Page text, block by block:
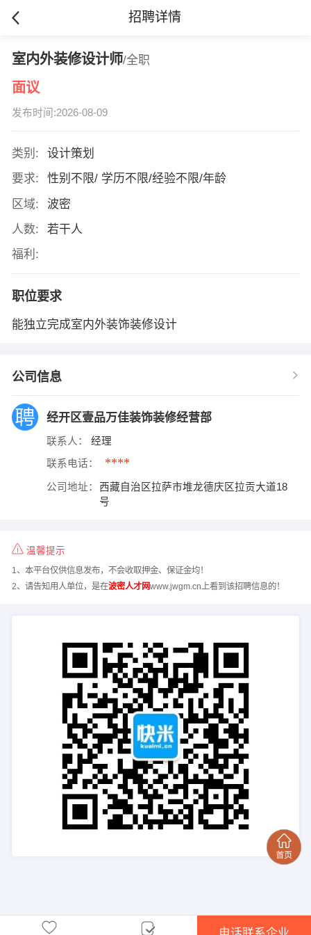
招聘详情
室内外装修设计师/全职
面议
发布时间:2026-08-09
类别:
设计策划
要求:
性别不限/ 学历不限/经验不限/年龄
区域:
波密
人数:
若干人
福利:
职位要求
能独立完成室内外装饰装修设计
公司信息
经开区壹品万佳装饰装修经营部
联系人： 经理
联系电话： ****
公司地址：
西藏自治区拉萨市堆龙德庆区拉贡大道18
号
温馨提示
1、本平台仅供信息发布，不会收取押金、保证金均！
2、请告知用人单位，是在波密人才网www.jwgm.cn上看到该招聘信息的！